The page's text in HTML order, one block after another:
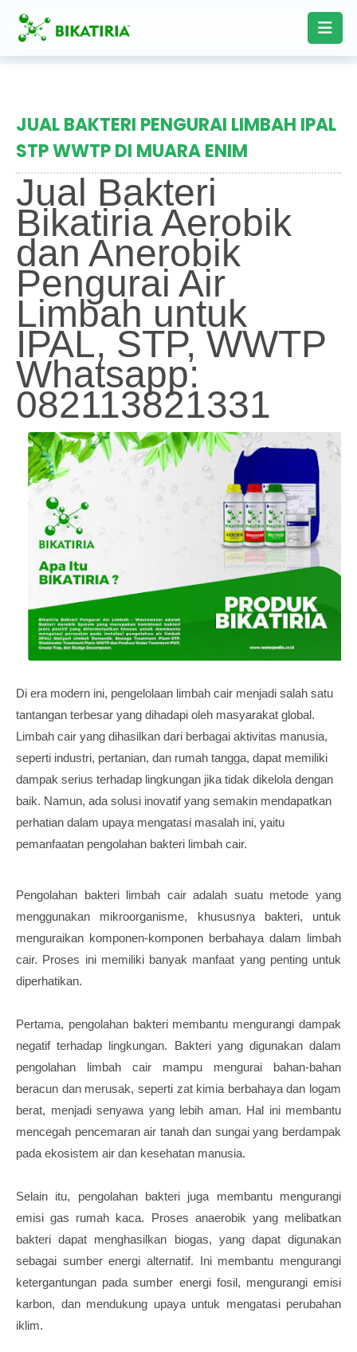
JUAL BAKTERI PENGURAI LIMBAH IPAL
STP WWTP DI MUARA ENIM
Jual Bakteri
Bikatiria Aerobik
dan Anerobik
Pengurai Air
Limbah untuk
IPAL, STP, WWTP
Whatsapp:
082113821331
Di era modern ini, pengelolaan limbah cair menjadi salah satu
tantangan terbesar yang dihadapi oleh masyarakat global.
Limbah cair yang dihasilkan dari berbagai aktivitas manusia,
seperti industri, pertanian, dan rumah tangga, dapat memiliki
dampak serius terhadap lingkungan jika tidak dikelola dengan
baik. Namun, ada solusi inovatif yang semakin mendapatkan
perhatian dalam upaya mengatasi masalah ini, yaitu
pemanfaatan pengolahan bakteri limbah cair.
Pengolahan bakteri limbah cair adalah suatu metode yang
menggunakan mikroorganisme, khususnya bakteri, untuk
menguraikan komponen-komponen berbahaya dalam limbah
cair. Proses ini memiliki banyak manfaat yang penting untuk
diperhatikan.
Pertama, pengolahan bakteri membantu mengurangi dampak
negatif terhadap lingkungan. Bakteri yang digunakan dalam
pengolahan limbah cair mampu mengurai bahan-bahan
beracun dan merusak, seperti zat kimia berbahaya dan logam
berat, menjadi senyawa yang lebih aman. Hal ini membantu
mencegah pencemaran air tanah dan sungai yang berdampak
pada ekosistem air dan kesehatan manusia.
Selain itu, pengolahan bakteri juga membantu mengurangi
emisi gas rumah kaca. Proses anaerobik yang melibatkan
bakteri dapat menghasilkan biogas, yang dapat digunakan
sebagai sumber energi alternatif. Ini membantu mengurangi
ketergantungan pada sumber energi fosil, mengurangi emisi
karbon, dan mendukung upaya untuk mengatasi perubahan
iklim.